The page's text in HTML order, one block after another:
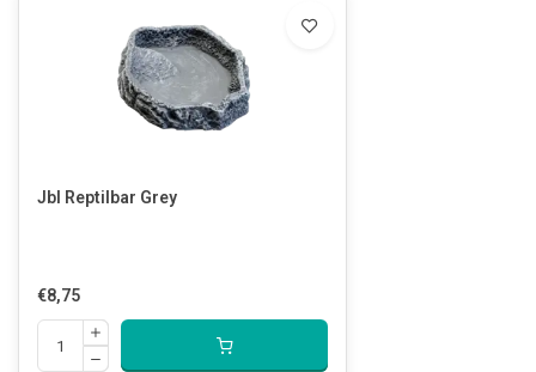
Jbl Reptilbar Grey
€8,75